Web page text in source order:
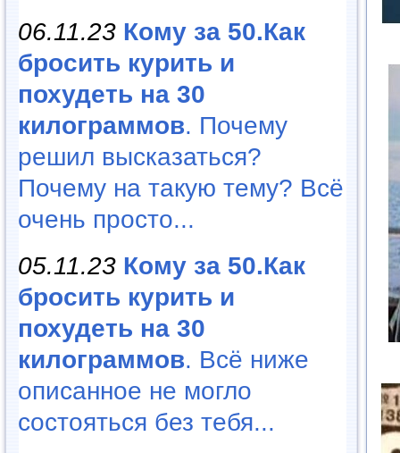
06.11.23 Кому за 50.Как
бросить курить и
похудеть на 30
килограммов. Почему
решил высказаться?
Почему на такую тему? Всё
очень просто...
05.11.23 Кому за 50.Как
бросить курить и
похудеть на 30
килограммов. Всё ниже
описанное не могло
состояться без тебя...